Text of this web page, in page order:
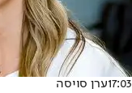
17:03ערן סויסה